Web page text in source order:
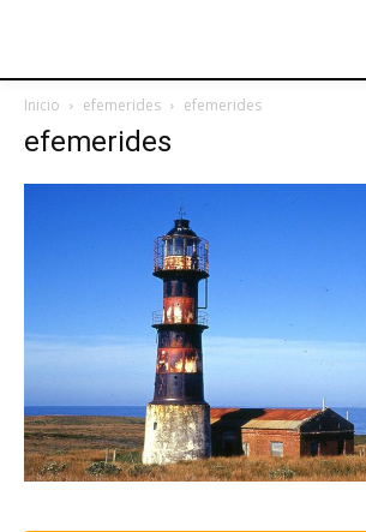
Inicio efemerides efemerides
efemerides